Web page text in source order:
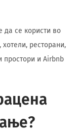
да се користи во
ресторани,
простори и Airbnb